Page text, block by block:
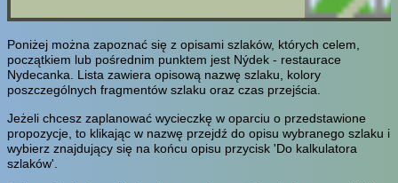
Poniżej można zapoznać się z opisami szlaków, których celem,
początkiem lub pośrednim punktem jest Nýdek - restaurace
Nydecanka. Lista zawiera opisową nazwę szlaku, kolory
poszczególnych fragmentów szlaku oraz czas przejścia.
Jeżeli chcesz zaplanować wycieczkę w oparciu o przedstawione
propozycje, to klikając w nazwę przejdź do opisu wybranego szlaku i
wybierz znajdujący się na końcu opisu przycisk 'Do kalkulatora
szlaków'.